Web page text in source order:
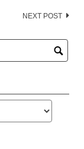
NEXT POST